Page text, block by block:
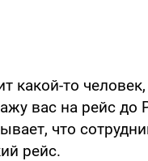
какой-то
вас на рейс до
что
рейс.